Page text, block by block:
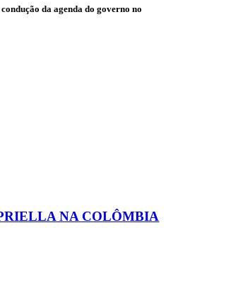
da agenda do governo no
NA COLÔMBIA